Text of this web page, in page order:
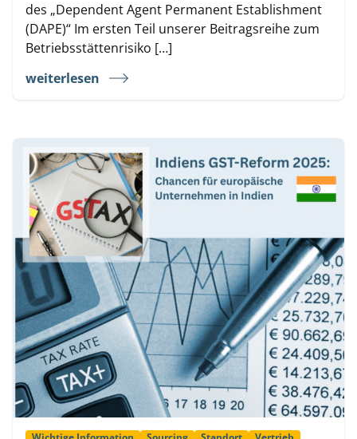
des „Dependent Agent Permanent Establishment
(DAPE)“ Im ersten Teil unserer Beitragsreihe zum
Betriebsstättenrisiko […]
weiterlesen